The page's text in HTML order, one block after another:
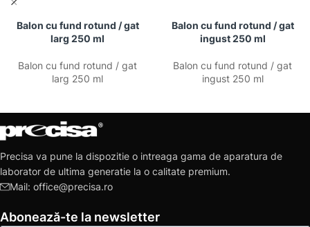
Balon cu fund rotund / gat
larg 250 ml
Balon cu fund rotund / gat
larg 250 ml
Balon cu fund rotund / gat
ingust 250 ml
Balon cu fund rotund / gat
ingust 250 ml
Precisa va pune la dispozitie o intreaga gama de aparatura de
laborator de ultima generatie la o calitate premium.
Mail: office@precisa.ro
Abonează-te la newsletter